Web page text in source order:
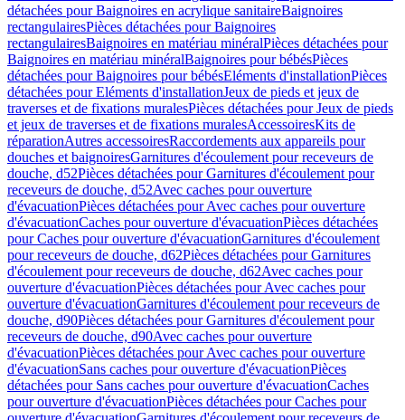
détachées pour Baignoires en acrylique sanitaireBaignoires
rectangulairesPièces détachées pour Baignoires
rectangulairesBaignoires en matériau minéralPièces détachées pour
Baignoires en matériau minéralBaignoires pour bébésPièces
détachées pour Baignoires pour bébésEléments d'installationPièces
détachées pour Eléments d'installationJeux de pieds et jeux de
traverses et de fixations muralesPièces détachées pour Jeux de pieds
et jeux de traverses et de fixations muralesAccessoiresKits de
réparationAutres accessoiresRaccordements aux appareils pour
douches et baignoiresGarnitures d'écoulement pour receveurs de
douche, d52Pièces détachées pour Garnitures d'écoulement pour
receveurs de douche, d52Avec caches pour ouverture
d'évacuationPièces détachées pour Avec caches pour ouverture
d'évacuationCaches pour ouverture d'évacuationPièces détachées
pour Caches pour ouverture d'évacuationGarnitures d'écoulement
pour receveurs de douche, d62Pièces détachées pour Garnitures
d'écoulement pour receveurs de douche, d62Avec caches pour
ouverture d'évacuationPièces détachées pour Avec caches pour
ouverture d'évacuationGarnitures d'écoulement pour receveurs de
douche, d90Pièces détachées pour Garnitures d'écoulement pour
receveurs de douche, d90Avec caches pour ouverture
d'évacuationPièces détachées pour Avec caches pour ouverture
d'évacuationSans caches pour ouverture d'évacuationPièces
détachées pour Sans caches pour ouverture d'évacuationCaches
pour ouverture d'évacuationPièces détachées pour Caches pour